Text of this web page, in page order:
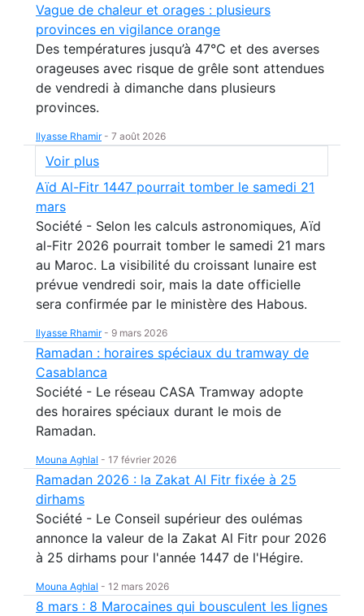
Vague de chaleur et orages : plusieurs
provinces en vigilance orange
Des températures jusqu’à 47°C et des averses
orageuses avec risque de grêle sont attendues
de vendredi à dimanche dans plusieurs
provinces.
Ilyasse Rhamir- 7 août 2026
Voir plus
Aïd Al-Fitr 1447 pourrait tomber le samedi 21
mars
Société - Selon les calculs astronomiques, Aïd
al-Fitr 2026 pourrait tomber le samedi 21 mars
au Maroc. La visibilité du croissant lunaire est
prévue vendredi soir, mais la date officielle
sera confirmée par le ministère des Habous.
Ilyasse Rhamir- 9 mars 2026
Ramadan : horaires spéciaux du tramway de
Casablanca
Société - Le réseau CASA Tramway adopte
des horaires spéciaux durant le mois de
Ramadan.
Mouna Aghlal - 17 février 2026
Ramadan 2026 : la Zakat Al Fitr fixée à 25
dirhams
Société - Le Conseil supérieur des oulémas
annonce la valeur de la Zakat Al Fitr pour 2026
à 25 dirhams pour l'année 1447 de l'Hégire.
Mouna Aghlal - 12 mars 2026
8 mars : 8 Marocaines qui bousculent les lignes